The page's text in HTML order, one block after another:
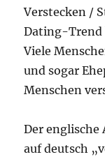
Verstecken /
Dating-Trend
Viele
und sogar
Menschen
Der englische
auf deutsch